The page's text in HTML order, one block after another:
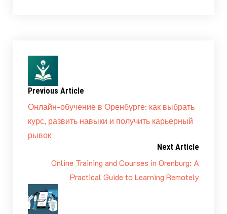
Previous Article
Онлайн-обучение в Оренбурге: как выбрать
курс, развить навыки и получить карьерный
рывок
Next Article
Online Training and Courses in Orenburg: A
Practical Guide to Learning Remotely